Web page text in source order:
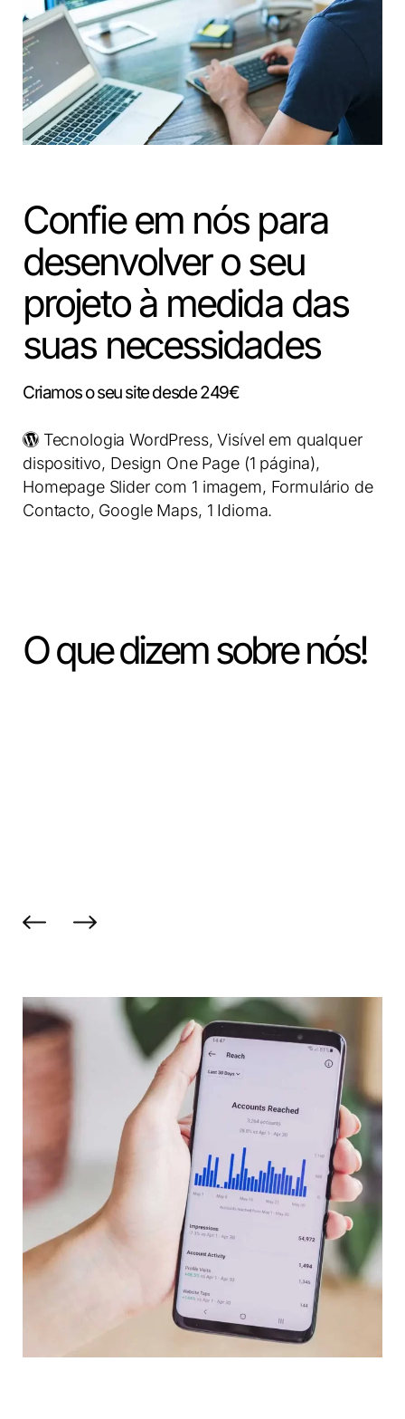
Confie em nós para
desenvolver o seu
projeto à medida das
suas necessidades
Criamos o seu site desde 249€
TecnologiaWordPress, Visível em qualquer
dispositivo, Design One Page (1 página),
Homepage Slider com 1 imagem, Formulário de
Contacto, Google Maps, 1 Idioma.
O que dizem sobre nós!